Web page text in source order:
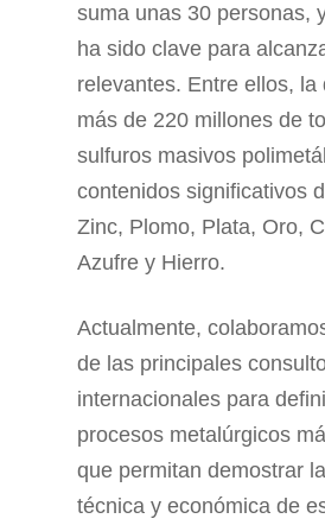
suma unas 30 personas,
ha sido clave para
relevantes. Entre ellos, la
más de 220 millones de
sulfuros masivos
contenidos significativos
Zinc, Plomo, Plata, Oro,
Azufre y Hierro.
Actualmente,
de las principales
internacionales para
procesos metalúrgicos
que permitan demostrar
técnica y económica de